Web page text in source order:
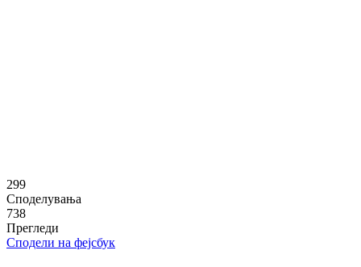
299
Споделувања
738
Прегледи
Сподели на фејсбук